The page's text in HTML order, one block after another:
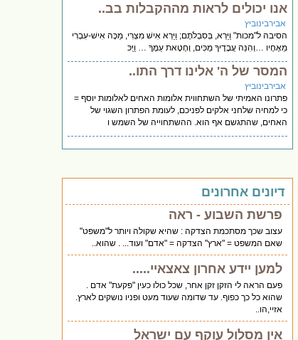
אנו יכולים לראות מההקבלות בב..
אבירבינוביץ
הסיבה ל"מכות" וַיַּרְא, בְּסִבְלֹתָם; וַיַּרְא אִישׁ מִצְרִי, מַכֶּה אִישׁ-עִבְרִי
מֵאֶחָיו …וְהִנֵּה עֲבָדֶיךָ מֻכִּים, וְחָטָאת עַמֶּךָ … וַיֻּכּ
המסר של ה' אלינו דרך התו..
אבירבינוביץ
פתרונו האמיתי של השתחווית אלומות האחים לאלומות יוסף =
כי למחיה שלחני אלקים לפניכם, לעומת הפתרון השגוי של
האחים, שהתגשם אף הוא. ההשתחוייה של השמש ו
דיונים אחרונים
פרשת השבוע - ראה
עצוב שכך מסתכמת הצדקה : שהיא שקולה ויותר ל"משפט"
שאם המשפט = "ארץ" הצדקה = "אדם" ועוד... . שהוא..
למען יידע אחרון צאצאיי.....
פעם הראה לי הזקן זקן אחר, שכל כולו כעין "פקעת" אדם .
שהוא כל כך כפוף. עד שדומה שעוד מעט ופניו נושקים לארץ.
אזיי,הו..
אין מסלול עוקף עם ישראל